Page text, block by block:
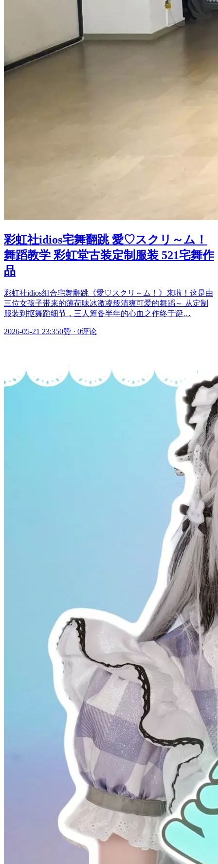
彩虹社idios宅舞翻跳 愛♡スクリ～ム！
舞蹈教学 彩虹堂古装定制服装 521宅舞作
品
彩虹社idios组合宅舞翻跳《愛♡スクリ～ム！》来啦！这是由
三位女孩子带来的薄荷味冰激凌般清爽可爱的舞蹈～ 从定制
服装到抠舞蹈细节，三人筹备半年的心血之作终于诞…
2026-05-21 23:350赞 · 0评论